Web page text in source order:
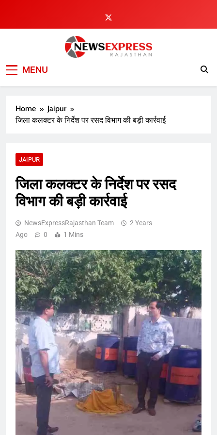
content
MENU
Home
Jaipur
जिला कलक्टर के निर्देश पर रसद विभाग की बड़ी कार्रवाई
JAIPUR
जिला कलक्टर के निर्देश पर रसद
विभाग की बड़ी कार्रवाई
NewsExpressRajasthan Team
2 Years
Ago
0 1 Mins